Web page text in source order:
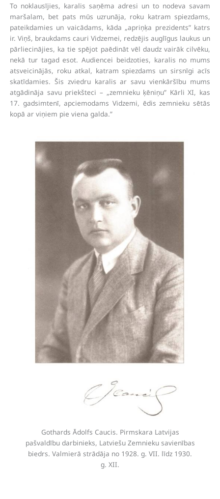
To noklausījies, karalis saņēma adresi un to nodeva savam
maršalam, bet pats mūs uzrunāja, roku katram spiezdams,
pateikdamies un vaicādams, kāda „apriņķa prezidents” katrs
ir. Viņš, braukdams cauri Vidzemei, redzējis auglīgus laukus un
pārliecinājies, ka tie spējot paēdināt vēl daudz vairāk cilvēku,
nekā tur tagad esot. Audiencei beidzoties, karalis no mums
atsveicinājās, roku atkal, katram spiezdams un sirsnīgi acīs
skatīdamies. Šis zviedru karalis ar savu vienkāršību mums
atgādināja savu priekšteci – „zemnieku ķēniņu” Kārli XI, kas
17. gadsimtenī, apciemodams Vidzemi, ēdis zemnieku sētās
kopā ar viņiem pie viena galda.”
Gothards Ādolfs Caucis. Pirmskara Latvijas
pašvaldību darbinieks, Latviešu Zemnieku savienības
biedrs. Valmierā strādāja no 1928. g. VII. līdz 1930.
g. XII.